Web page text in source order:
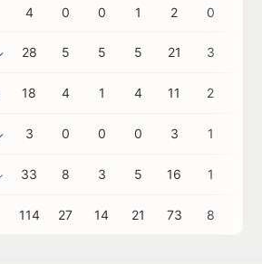
4 0 0 1 2 0
28 5 5 5 21 3
18 4 1 4 11 2
3 0 0 0 3 1
33 8 3 5 16 1
114 27 14 21 73 8